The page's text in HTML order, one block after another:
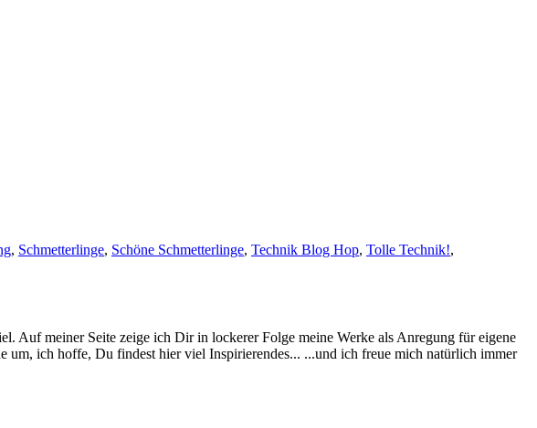
, Schmetterlinge, Schöne Schmetterlinge, Technik Blog Hop, Tolle Technik!,
Auf meiner Seite zeige ich Dir in lockerer Folge meine Werke als Anregung für eigene
um, ich hoffe, Du findest hier viel Inspirierendes... ...und ich freue mich natürlich immer